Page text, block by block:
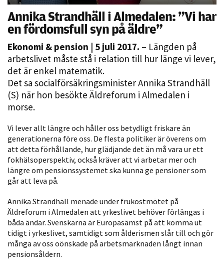
Annika Strandhäll i Almedalen: ”Vi har
en fördomsfull syn på äldre”
Ekonomi & pension | 5 juli 2017. – Längden på
arbetslivet måste stå i relation till hur länge vi lever,
det är enkel matematik.
Det sa socialförsäkringsminister Annika Strandhäll
(S) när hon besökte Äldreforum i Almedalen i
morse.
Vi lever allt längre och håller oss betydligt friskare än
generationerna före oss. De flesta politiker är överens om
att detta förhållande, hur glädjande det än må vara ur ett
fokhälsoperspektiv, också kräver att vi arbetar mer och
längre om pensionssystemet ska kunna ge pensioner som
går att leva på.
Annika Strandhäll menade under frukostmötet på
Äldreforum i Almedalen att yrkeslivet behöver förlängas i
båda ändar. Svenskarna är Europasämst på att komma ut
tidigt i yrkeslivet, samtidigt som ålderismen slår till och gör
många av oss oönskade på arbetsmarknaden långt innan
pensionsåldern.
Nödvändiga
Dessa kakor
går inte att
välja bort. De
behövs för
över huvud
taget ska
fungera.